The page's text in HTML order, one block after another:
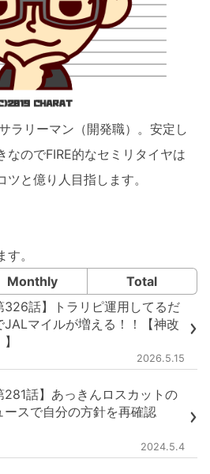
ラリーマン（開発職）。安定し
なのでFIRE的なセミリタイヤは
と億り人目指します。
。
Monthly
Total
326話】トラリピ運用してるだ
JALマイルが増える！！【神改
2026.5.15
281話】あっきんロスカットの
ースで自分の方針を再確認
2024.5.4